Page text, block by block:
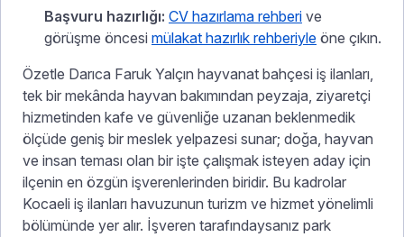
Başvuru hazırlığı: CV hazırlama rehberi ve
görüşme öncesi mülakat hazırlık rehberiyle öne çıkın.
Özetle Darıca Faruk Yalçın hayvanat bahçesi iş ilanları,
tek bir mekânda hayvan bakımından peyzaja, ziyaretçi
hizmetinden kafe ve güvenliğe uzanan beklenmedik
ölçüde geniş bir meslek yelpazesi sunar; doğa, hayvan
ve insan teması olan bir işte çalışmak isteyen aday için
ilçenin en özgün işverenlerinden biridir. Bu kadrolar
Kocaeli iş ilanları havuzunun turizm ve hizmet yönelimli
bölümünde yer alır. İşveren tarafındaysanız park